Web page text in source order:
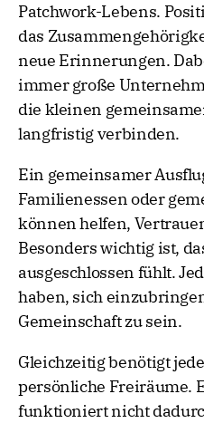
Patchwork-Lebens.
das
neue Erinnerungen.
immer große
die kleinen
langfristig verbinden.
Ein gemeinsamer
Familienessen oder
können helfen,
Besonders wichtig ist,
ausgeschlossen fühlt.
haben, sich
Gemeinschaft zu sein.
Gleichzeitig benötigt
persönliche Freiräume.
funktioniert nicht